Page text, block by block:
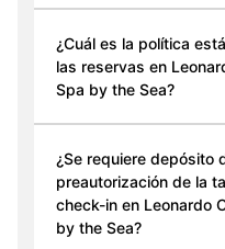
¿Cuál es la política
las reservas en
Spa by the Sea?
¿Se requiere depósito
preautorización de la
check-in en Leonardo
by the Sea?